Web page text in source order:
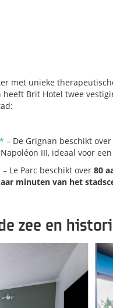
met unieke
Brit Hotel twee
– De Grignan beschikt
III, ideaal voor
– Le Parc beschikt over 80
minuten van het
zee en